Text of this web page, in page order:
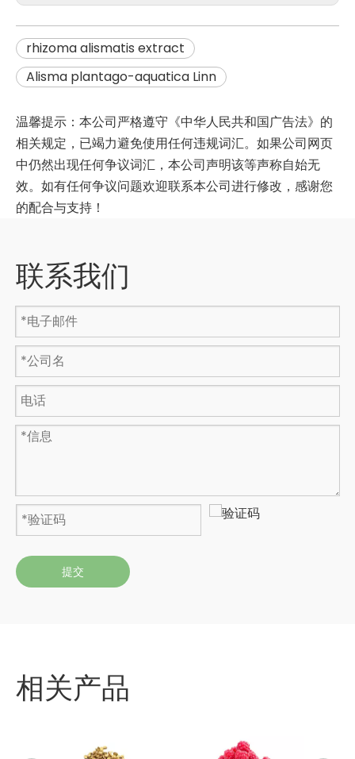
rhizoma alismatis extract
Alisma plantago-aquatica Linn
温馨提示：本公司严格遵守《中华人民共和国广告法》的
相关规定，已竭力避免使用任何违规词汇。如果公司网页
中仍然出现任何争议词汇，本公司声明该等声称自始无
效。如有任何争议问题欢迎联系本公司进行修改，感谢您
的配合与支持！
联系我们
提交
相关产品